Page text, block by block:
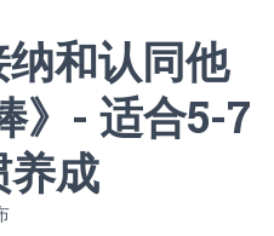
和认同他
》- 适合5-7
成